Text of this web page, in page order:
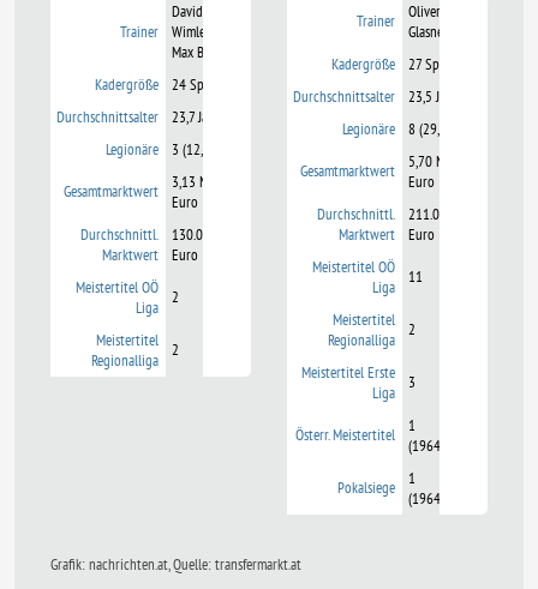
Trainer
David
Wimleitner
Max Babler
Kadergröße
24 Spieler
Durchschnittsalter
23,7 Jahre
Legionäre
3 (12,5%)
Gesamtmarktwert
3,13 Mio.
Euro
Durchschnittl.
Marktwert
130.000
Euro
Meistertitel OÖ
Liga
2
Meistertitel
Regionalliga
2
Trainer
Oliver
Glasner
Kadergröße
27 Spieler
Durchschnittsalter
23,5 Jahre
Legionäre
8 (29,6%)
Gesamtmarktwert
5,70 Mio.
Euro
Durchschnittl.
Marktwert
211.000
Euro
Meistertitel OÖ
Liga
11
Meistertitel
Regionalliga
2
Meistertitel Erste
Liga
3
Österr. Meistertitel
1
(1964/65)
Pokalsiege
1
(1964/65)
Grafik: nachrichten.at, Quelle: transfermarkt.at